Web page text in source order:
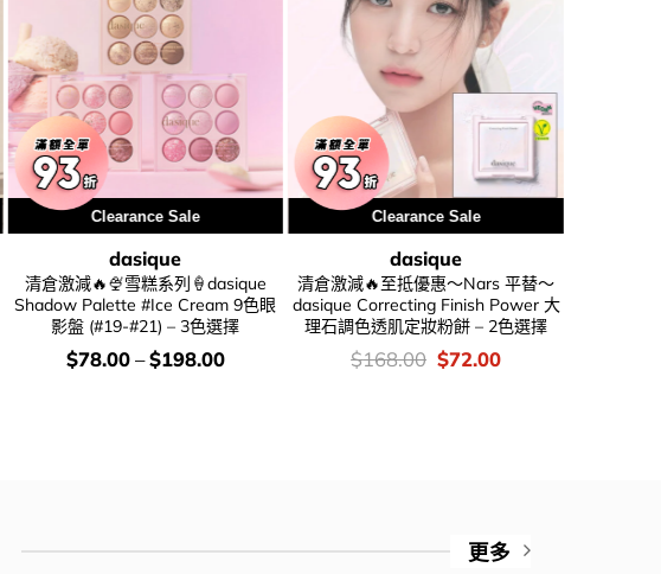
Clearance Sale
dasique
清倉激減🔥🍨雪糕系列🍦dasique
Shadow Palette #Ice Cream 9色眼
影盤 (#19-#21) – 3色選擇
價
錢：
$78.00–$198.00
Clearance Sale
dasique
清倉激減🔥至抵優惠～Nars 平替～
dasique Correcting Finish Power 大
理石調色透肌定妝粉餅 – 2色選擇
價
錢：
$168.00 Original
price
$72.00Current
更多